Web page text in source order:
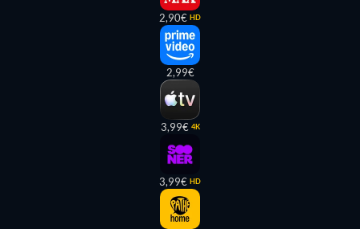
2,90€ HD
2,99€
3,99€ 4K
3,99€ HD